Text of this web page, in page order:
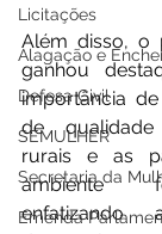
Licitações
Alagação e
Defesa Civil
SEMULHER
Secretaria da
Emenda
Além disso, o
ganhou
importância
de
rurais e as
ambiente
enfatizando